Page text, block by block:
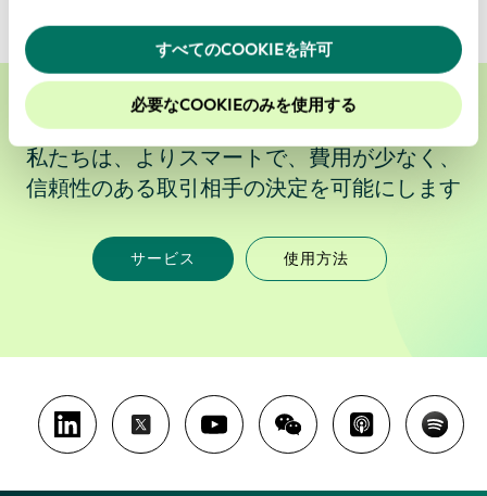
ッキーに同意したことになります。
当社のウェブサイトでのエクスペリエンスを向上させる
ために、Cookieを有効にしておくことをお勧めします。
すべてのCOOKIEを許可
必要なCOOKIEのみを使用する
私たちは、よりスマートで、費用が少なく、
信頼性のある取引相手の決定を可能にします
サービス 使用方法